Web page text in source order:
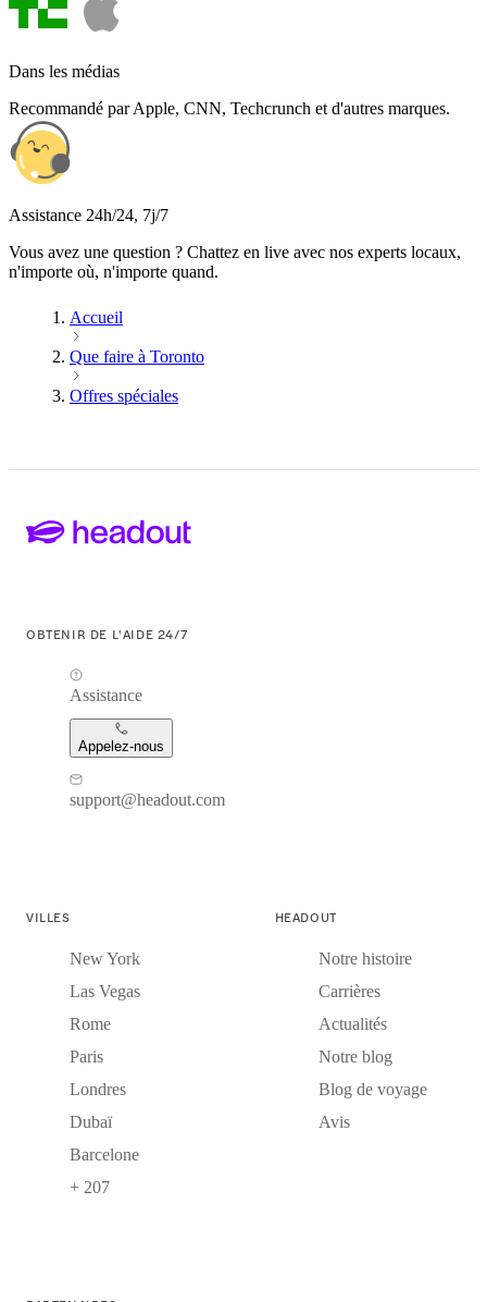
Dans les médias
Recommandé par Apple, CNN, Techcrunch et d'autres marques.
Assistance 24h/24, 7j/7
Vous avez une question ? Chattez en live avec nos experts locaux,
n'importe où, n'importe quand.
Accueil
Que faire à Toronto
Offres spéciales
OBTENIR DE L'AIDE 24/7
Assistance
Appelez-nous
support@headout.com
VILLES
New York
Las Vegas
Rome
Paris
Londres
Dubaï
Barcelone
+ 207
HEADOUT
Notre histoire
Carrières
Actualités
Notre blog
Blog de voyage
Avis